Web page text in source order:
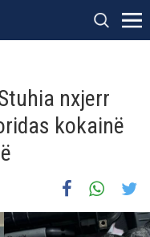
nxjerr
kokainë